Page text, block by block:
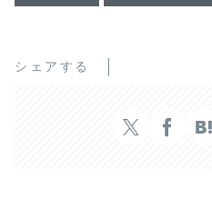
シェアする